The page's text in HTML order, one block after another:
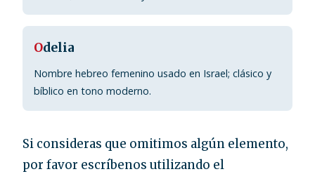
Odelia
Nombre hebreo femenino usado en Israel; clásico y
bíblico en tono moderno.
Si consideras que omitimos algún elemento,
por favor escríbenos utilizando el